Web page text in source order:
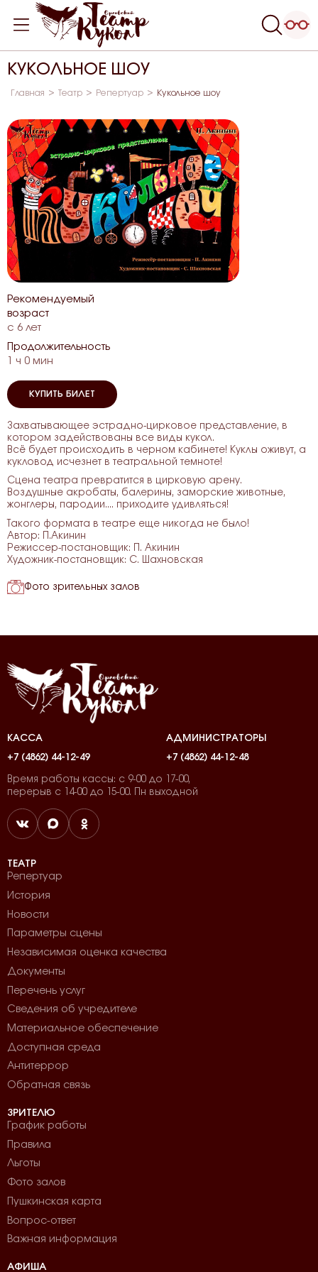
КУКОЛЬНОЕ ШОУ
Главная Театр Репертуар Кукольное шоу
Рекомендуемый
возраст
с 6 лет
Продолжительность
1 ч 0 мин
КУПИТЬ БИЛЕТ
Захватывающее эстрадно-цирковое представление, в
котором задействованы все виды кукол.
Всё будет происходить в черном кабинете! Куклы оживут, а
кукловод исчезнет в театральной темноте!
Сцена театра превратится в цирковую арену.
Воздушные акробаты, балерины, заморские животные,
жонглеры, пародии.... приходите удивляться!
Такого формата в театре еще никогда не было!
Автор: П.Акинин
Режиссер-постановщик: П. Акинин
Художник-постановщик: С. Шахновская
Фото зрительных залов
КАССА
+7 (4862) 44-12-49
АДМИНИСТРАТОРЫ
+7 (4862) 44-12-48
Время работы кассы: с 9-00 до 17-00,
перерыв с 14-00 до 15-00. Пн выходной
ТЕАТР
Репертуар
История
Новости
Параметры сцены
Независимая оценка качества
Документы
Перечень услуг
Сведения об учредителе
Материальное обеспечение
Доступная среда
Антитеррор
Обратная связь
ЗРИТЕЛЮ
График работы
Правила
Льготы
Фото залов
Пушкинская карта
Вопрос-ответ
Важная информация
АФИША